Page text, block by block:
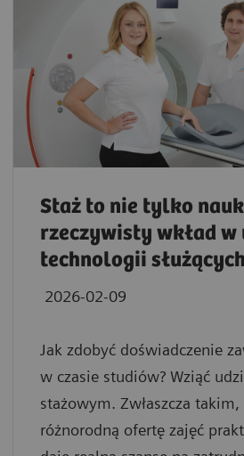
Staż to nie tylko
rzeczywisty wkład
technologii
2026-02-09
Jak zdobyć doświadczenie
w czasie studiów? Wziąć
stażowym. Zwłaszcza
różnorodną ofertę zajęć